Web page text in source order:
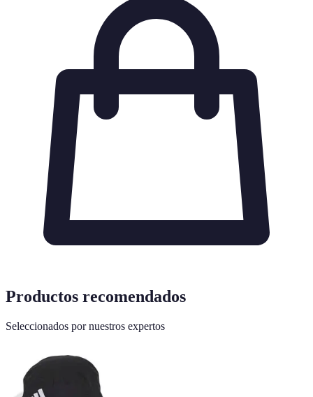
Productos recomendados
Seleccionados por nuestros expertos